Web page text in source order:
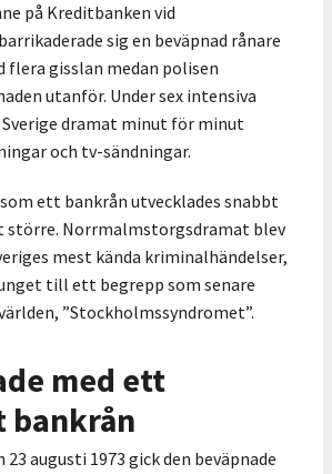
på Kreditbanken vid
sig en beväpnad rånare
flera gisslan medan polisen
utanför. Under sex intensiva
dramat minut för minut
och tv-sändningar.
ett bankrån utvecklades snabbt
Norrmalmstorgsdramat blev
mest kända kriminalhändelser,
till ett begrepp som senare
”Stockholmssyndromet”.
med ett
bankrån
23 augusti 1973 gick den beväpnade